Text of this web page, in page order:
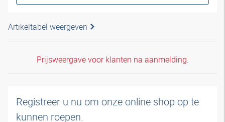
Artikeltabel weergeven
Prijsweergave voor klanten na aanmelding.
Registreer u nu om onze online shop op te
kunnen roepen.